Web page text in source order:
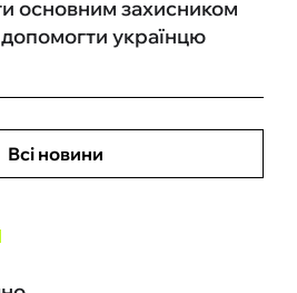
основним захисником
українцю
Всі новини